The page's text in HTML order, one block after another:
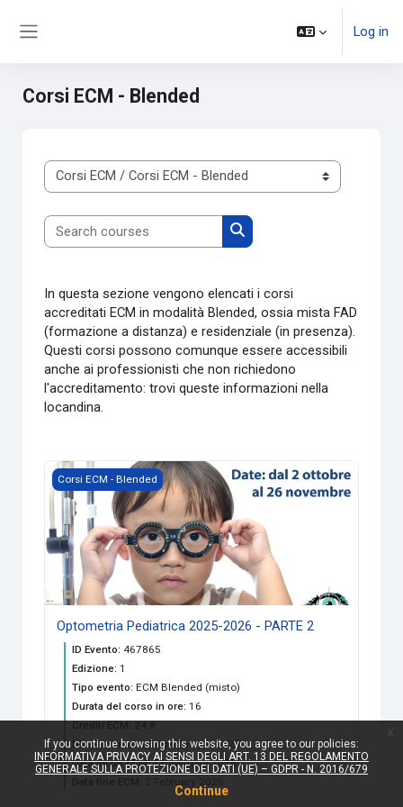
Log in
Corsi ECM - Blended
Course categories
Search courses
Search courses
In questa sezione vengono elencati i corsi
accreditati ECM in modalità Blended, ossia mista FAD
(formazione a distanza) e residenziale (in presenza).
Questi corsi possono comunque essere accessibili
anche ai professionisti che non richiedono
l'accreditamento: trovi queste informazioni nella
locandina.
Course image Optometria Pediatrica 2025-2026 - PARTE 2
Corsi ECM - Blended
Optometria Pediatrica 2025-2026 - PARTE 2
ID Evento: 467865
Edizione: 1
Tipo evento: ECM Blended (misto)
Durata del corso in ore: 16
Numero massimo partecipanti:25
Data inizio ECM:11 January 2026
If you continue browsing this website, you agree to our policies:
INFORMATIVA PRIVACY AI SENSI DEGLI ART. 13 DEL REGOLAMENTO
GENERALE SULLA PROTEZIONE DEI DATI (UE) – GDPR - N. 2016/679
Continue